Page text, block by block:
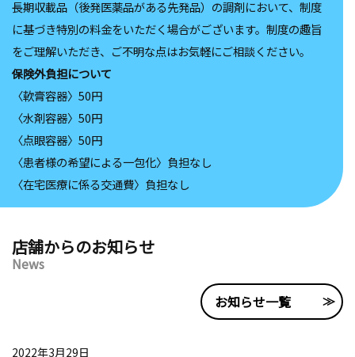
⻑期収載品（後発医薬品がある先発品）の調剤において、制度
に基づき特別の料金をいただく場合がございます。制度の趣旨
をご理解いただき、ご不明な点はお気軽にご相談ください。
保険外負担について
〈軟膏容器〉50円
〈水剤容器〉50円
〈点眼容器〉50円
〈患者様の希望による一包化〉負担なし
〈在宅医療に係る交通費〉負担なし
店舗からのお知らせ
News
お知らせ一覧
2022年3月29日